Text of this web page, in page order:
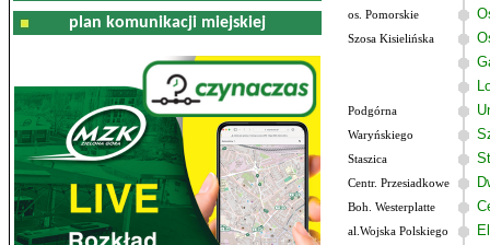
plan komunikacji miejskiej
os. Pomorskie
Szosa Kisielińska
Podgórna
Waryńskiego
Staszica
Centr. Przesiadkowe
Boh. Westerplatte
al.Wojska Polskiego